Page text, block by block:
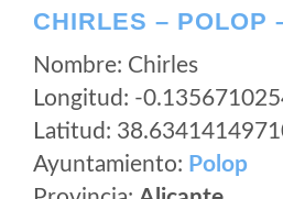
CHIRLES – POLOP
Nombre: Chirles
Longitud: -
Latitud:
Ayuntamiento: Polop